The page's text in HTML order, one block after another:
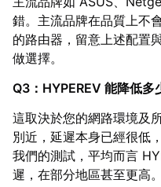
錯。主流品牌在品質上不
的路由器，留意上述配置
做選擇。
Q3：HYPEREV 能降低多
這取決於您的網路環境及
別近，延遲本身已經很低
我們的測試，平均而言
遲，在部分地區甚至更高。